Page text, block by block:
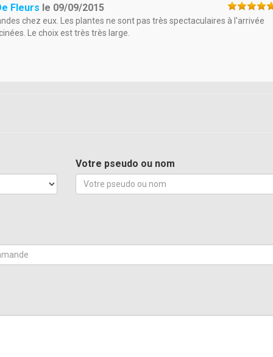
Fleurs le 09/09/2015
chez eux. Les plantes ne sont pas très spectaculaires à l'arrivée
Le choix est très très large.
Votre pseudo ou nom